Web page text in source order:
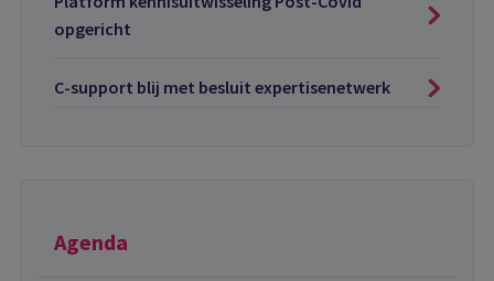
opgericht
C-support blij met besluit expertisenetwerk
Agenda